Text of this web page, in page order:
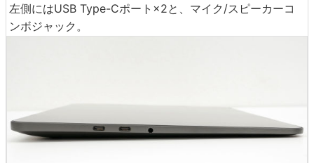
左側にはUSB Type-Cポート×2と、マイク/スピーカーコ
ンボジャック。